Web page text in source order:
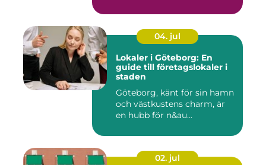
04. jul
Lokaler i Göteborg: En
guide till företagslokaler i
staden
Göteborg, känt för sin hamn
och västkustens charm, är
en hubb för n&au...
02. jul